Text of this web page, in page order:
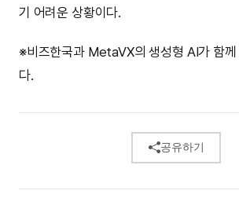
기 어려운 상황이다.
※비즈한국과 MetaVX의 생성형 AI가 함께
다.
공유하기